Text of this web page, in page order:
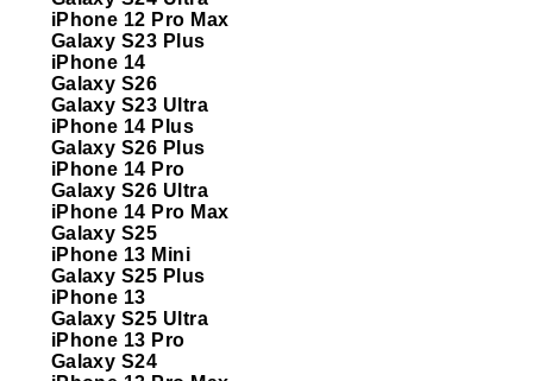
iPhone 12 Pro Max
Galaxy S23 Plus
iPhone 14
Galaxy S26
Galaxy S23 Ultra
iPhone 14 Plus
Galaxy S26 Plus
iPhone 14 Pro
Galaxy S26 Ultra
iPhone 14 Pro Max
Galaxy S25
iPhone 13 Mini
Galaxy S25 Plus
iPhone 13
Galaxy S25 Ultra
iPhone 13 Pro
Galaxy S24